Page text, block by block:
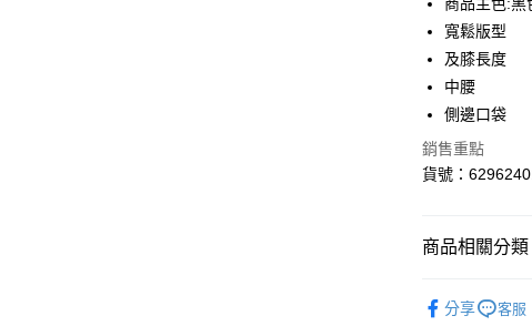
街口支付
悠遊付
Google Pay
貨到付款
每筆NT$100，
寬鬆版型
及膝長度
中腰
側邊口袋
銷售重點
貨號：
商品相關分類
分享 客服